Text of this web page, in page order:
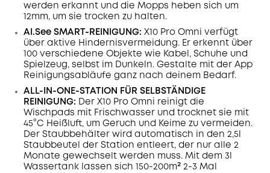
werden erkannt und die Mopps heben sich um
12mm, um sie trocken zu halten.
AI.See SMART-REINIGUNG: X10 Pro Omni verfügt
über aktive Hindernisvermeidung. Er erkennt über
100 verschiedene Objekte wie Kabel, Schuhe und
Spielzeug, selbst im Dunkeln. Gestalte mit der App
Reinigungsabläufe ganz nach deinem Bedarf.
ALL-IN-ONE-STATION FÜR SELBSTÄNDIGE
REINIGUNG: Der X10 Pro Omni reinigt die
Wischpads mit Frischwasser und trocknet sie mit
45°C Heißluft, um Geruch und Keime zu vermeiden.
Der Staubbehälter wird automatisch in den 2,5l
Staubbeutel der Station entleert, der nur alle 2
Monate gewechselt werden muss. Mit dem 3l
Wassertank lassen sich 150-200m² 2-3 Mal